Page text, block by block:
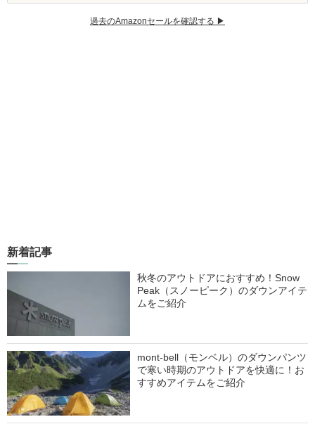
過去のAmazonセールを確認する ▶︎
新着記事
秋冬のアウトドアにおすすめ！Snow
Peak（スノーピーク）のダウンアイテ
ムをご紹介
mont-bell（モンベル）のダウンパンツ
で寒い時期のアウトドアを快適に！お
すすめアイテムをご紹介